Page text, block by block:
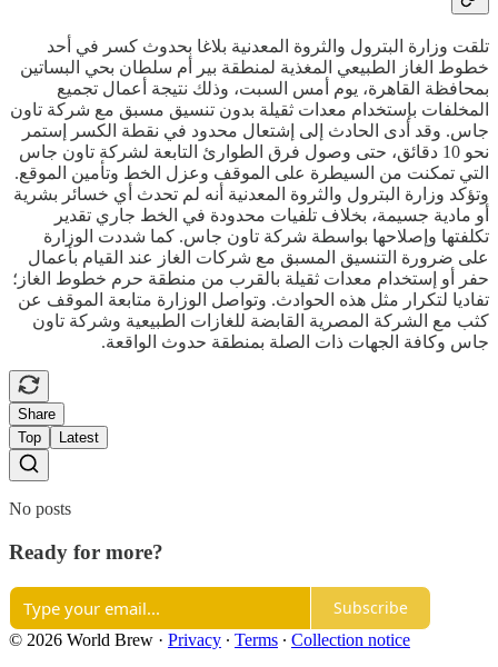
تلقت وزارة البترول والثروة المعدنية بلاغا بحدوث كسر في أحد
خطوط الغاز الطبيعي المغذية لمنطقة بير أم سلطان بحي البساتين
بمحافظة القاهرة، يوم أمس السبت، وذلك نتيجة أعمال تجميع
المخلفات بإستخدام معدات ثقيلة بدون تنسيق مسبق مع شركة تاون
جاس. وقد أدى الحادث إلى إشتعال محدود في نقطة الكسر إستمر
نحو 10 دقائق، حتى وصول فرق الطوارئ التابعة لشركة تاون جاس
التي تمكنت من السيطرة على الموقف وعزل الخط وتأمين الموقع.
وتؤكد وزارة البترول والثروة المعدنية أنه لم تحدث أي خسائر بشرية
أو مادية جسيمة، بخلاف تلفيات محدودة في الخط جاري تقدير
تكلفتها وإصلاحها بواسطة شركة تاون جاس. كما شددت الوزارة
على ضرورة التنسيق المسبق مع شركات الغاز عند القيام بأعمال
حفر أو إستخدام معدات ثقيلة بالقرب من منطقة حرم خطوط الغاز؛
تفاديا لتكرار مثل هذه الحوادث. وتواصل الوزارة متابعة الموقف عن
كثب مع الشركة المصرية القابضة للغازات الطبيعية وشركة تاون
جاس وكافة الجهات ذات الصلة بمنطقة حدوث الواقعة.
Share
Top
Latest
No posts
Ready for more?
Subscribe
© 2026 World Brew · Privacy ∙ Terms ∙ Collection notice